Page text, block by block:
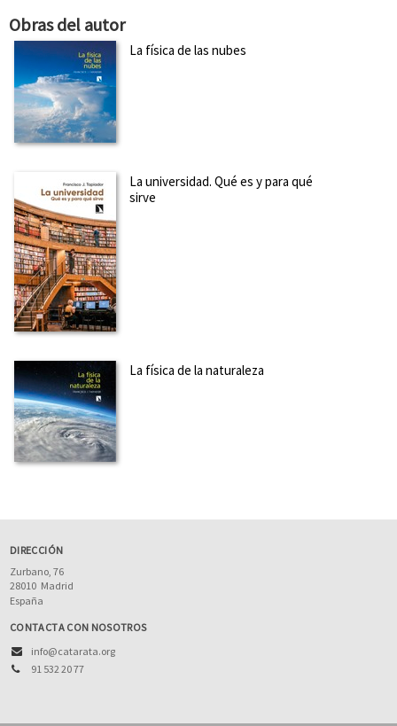
Obras del autor
La física de las nubes
La universidad. Qué es y para qué
sirve
La física de la naturaleza
DIRECCIÓN
Zurbano, 76
28010 Madrid
España
CONTACTA CON NOSOTROS
info@catarata.org
91 532 20 77